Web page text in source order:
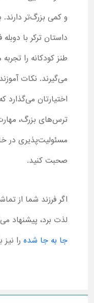
و کمی بزرگ‌تر
داستان ترکر با
طنز کودکانه را
می‌گیرند. نکات
اختیارتان
ترس‌های بزرگ،
مسئولیت‌پذیری در
صحبت کنید.
اگر فرزند شما از
لذت برد، پیشنهاد
جا به جا شده را